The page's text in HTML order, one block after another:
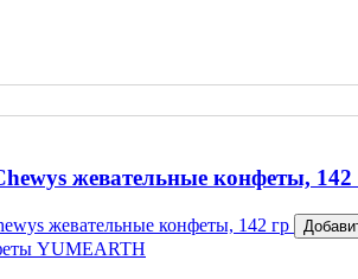
жевательные конфеты, 142
YUMEARTH